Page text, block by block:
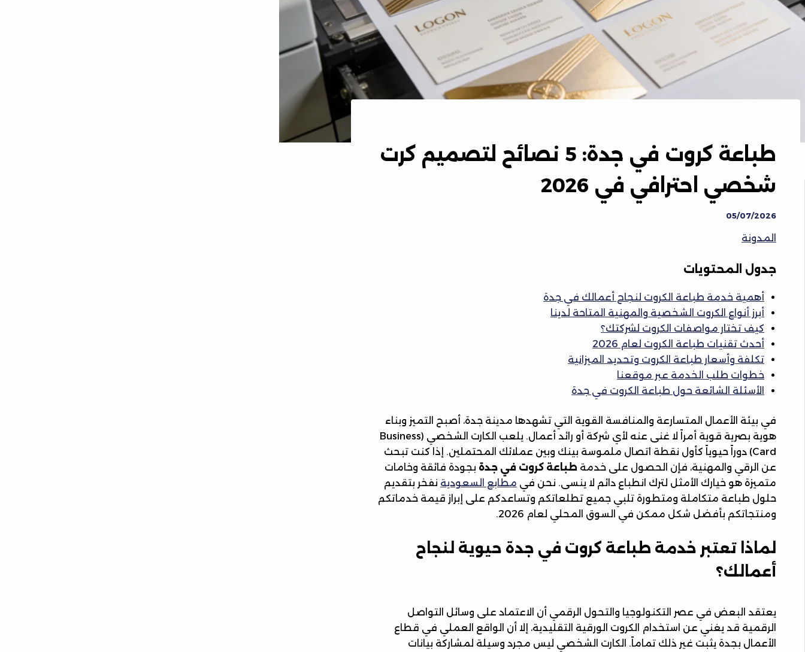
طباعة كروت في جدة: 5 نصائح لتصميم كرت
شخصي احترافي في 2026
05/07/2026
المدونة
جدول المحتويات
أهمية خدمة طباعة الكروت لنجاح أعمالك في جدة
أبرز أنواع الكروت الشخصية والمهنية المتاحة لدينا
كيف تختار مواصفات الكروت لشركتك؟
أحدث تقنيات طباعة الكروت لعام 2026
تكلفة وأسعار طباعة الكروت وتحديد الميزانية
خطوات طلب الخدمة عبر موقعنا
الأسئلة الشائعة حول طباعة الكروت في جدة
في بيئة الأعمال المتسارعة والمنافسة القوية التي تشهدها مدينة جدة، أصبح التميز وبناء
هوية بصرية قوية أمراً لا غنى عنه لأي شركة أو رائد أعمال. يلعب الكارت الشخصي (Business
Card) دوراً حيوياً كأول نقطة اتصال ملموسة بينك وبين عملائك المحتملين. إذا كنت تبحث
عن الرقي والمهنية، فإن الحصول على خدمة طباعة كروت في جدة بجودة فائقة وخامات
متميزة هو خيارك الأمثل لترك انطباع دائم لا ينسى. نحن في مطابع السعودية نفخر بتقديم
حلول طباعة متكاملة ومتطورة تلبي جميع تطلعاتكم وتساعدكم على إبراز قيمة خدماتكم
ومنتجاتكم بأفضل شكل ممكن في السوق المحلي لعام 2026.
لماذا تعتبر خدمة طباعة كروت في جدة حيوية لنجاح
أعمالك؟
يعتقد البعض في عصر التكنولوجيا والتحول الرقمي أن الاعتماد على وسائل التواصل
الرقمية قد يغني عن استخدام الكروت الورقية التقليدية، إلا أن الواقع العملي في قطاع
الأعمال بجدة يثبت غير ذلك تماماً. الكارت الشخصي ليس مجرد وسيلة لمشاركة بيانات